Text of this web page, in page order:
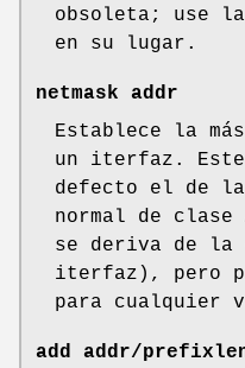
obsoleta; use
en su lugar.
netmask addr
Establece la
un iterfaz.
defecto el de la
normal de
se deriva de la
iterfaz), pero
para cualquier
add addr/